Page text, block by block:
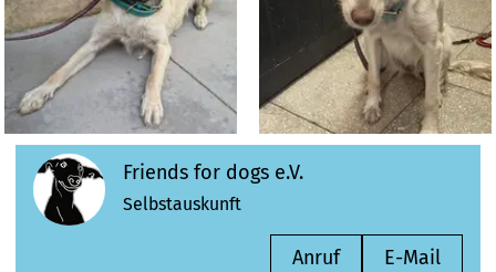
Friends for dogs e.V.
Selbstauskunft
Anruf E-Mail